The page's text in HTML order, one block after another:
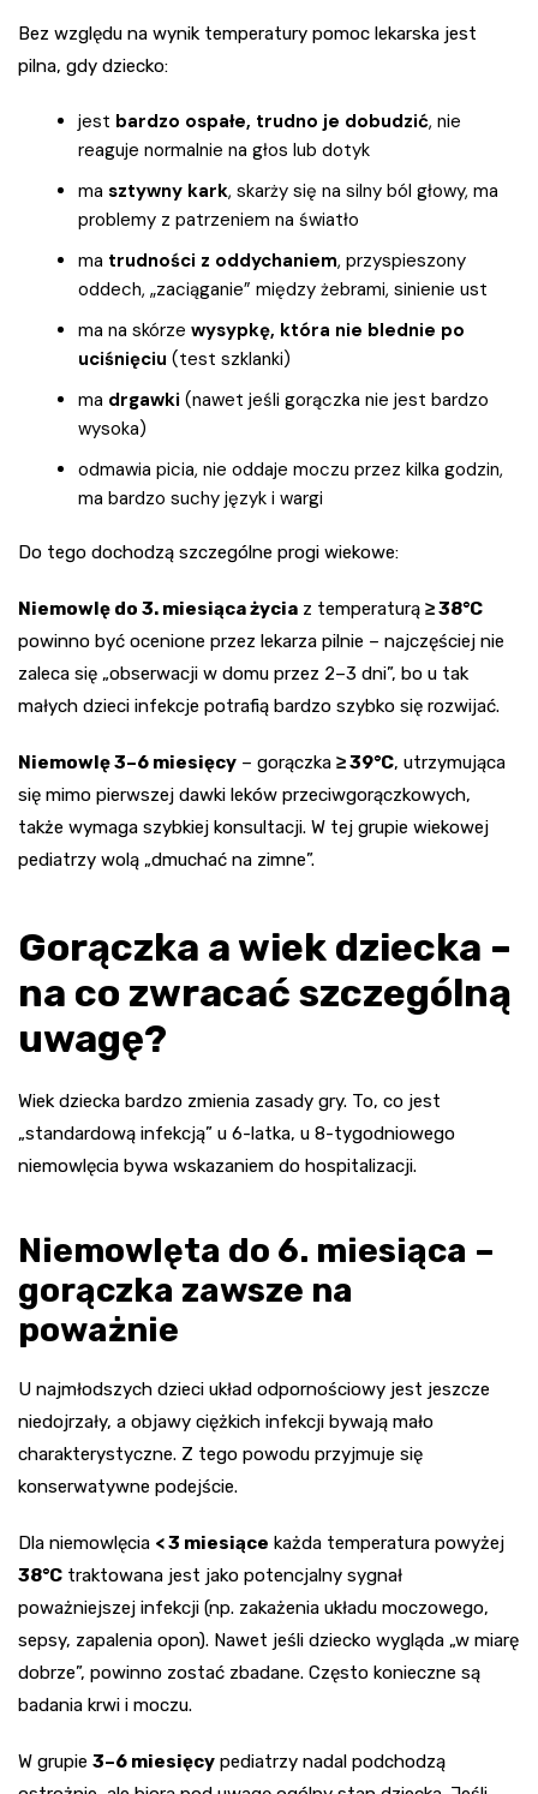
Bez względu na wynik temperatury pomoc lekarska jest
pilna, gdy dziecko:
jest bardzo ospałe, trudno je dobudzić, nie
reaguje normalnie na głos lub dotyk
ma sztywny kark, skarży się na silny ból głowy, ma
problemy z patrzeniem na światło
ma trudności z oddychaniem, przyspieszony
oddech, „zaciąganie” między żebrami, sinienie ust
ma na skórze wysypkę, która nie blednie po
uciśnięciu (test szklanki)
ma drgawki (nawet jeśli gorączka nie jest bardzo
wysoka)
odmawia picia, nie oddaje moczu przez kilka godzin,
ma bardzo suchy język i wargi
Do tego dochodzą szczególne progi wiekowe:
Niemowlę do 3. miesiąca życia z temperaturą ≥ 38°C
powinno być ocenione przez lekarza pilnie – najczęściej nie
zaleca się „obserwacji w domu przez 2–3 dni”, bo u tak
małych dzieci infekcje potrafią bardzo szybko się rozwijać.
Niemowlę 3–6 miesięcy – gorączka ≥ 39°C, utrzymująca
się mimo pierwszej dawki leków przeciwgorączkowych,
także wymaga szybkiej konsultacji. W tej grupie wiekowej
pediatrzy wolą „dmuchać na zimne”.
Gorączka a wiek dziecka –
na co zwracać szczególną
uwagę?
Wiek dziecka bardzo zmienia zasady gry. To, co jest
„standardową infekcją” u 6-latka, u 8-tygodniowego
niemowlęcia bywa wskazaniem do hospitalizacji.
Niemowlęta do 6. miesiąca –
gorączka zawsze na
poważnie
U najmłodszych dzieci układ odpornościowy jest jeszcze
niedojrzały, a objawy ciężkich infekcji bywają mało
charakterystyczne. Z tego powodu przyjmuje się
konserwatywne podejście.
Dla niemowlęcia < 3 miesiące każda temperatura powyżej
38°C traktowana jest jako potencjalny sygnał
poważniejszej infekcji (np. zakażenia układu moczowego,
sepsy, zapalenia opon). Nawet jeśli dziecko wygląda „w miarę
dobrze”, powinno zostać zbadane. Często konieczne są
badania krwi i moczu.
W grupie 3–6 miesięcy pediatrzy nadal podchodzą